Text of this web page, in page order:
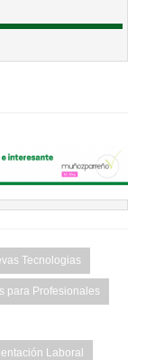
Tecnologias
para Profesionales
Laboral